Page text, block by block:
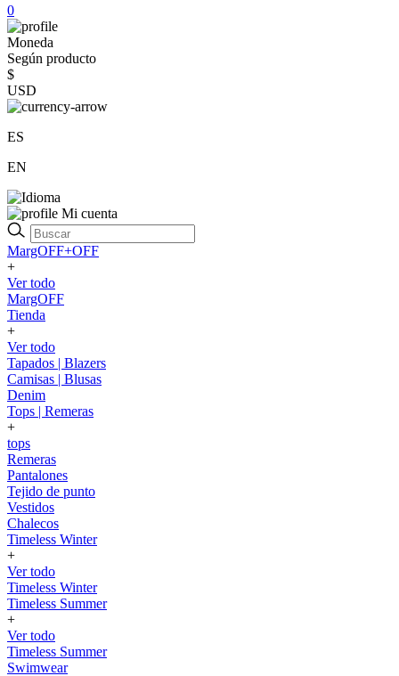
0
Moneda
Según producto
$
USD
ES
EN
Mi cuenta
MargOFF+OFF
+
Ver todo
MargOFF
Tienda
+
Ver todo
Tapados | Blazers
Camisas | Blusas
Denim
Tops | Remeras
+
tops
Remeras
Pantalones
Tejido de punto
Vestidos
Chalecos
Timeless Winter
+
Ver todo
Timeless Winter
Timeless Summer
+
Ver todo
Timeless Summer
Swimwear